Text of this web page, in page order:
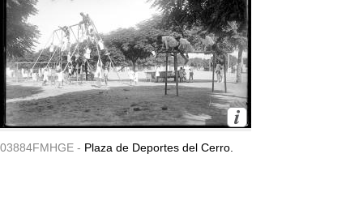
03884FMHGE - Plaza de Deportes del Cerro.